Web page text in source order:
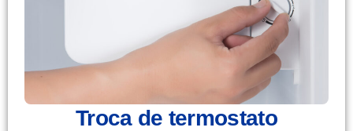
Troca de termostato